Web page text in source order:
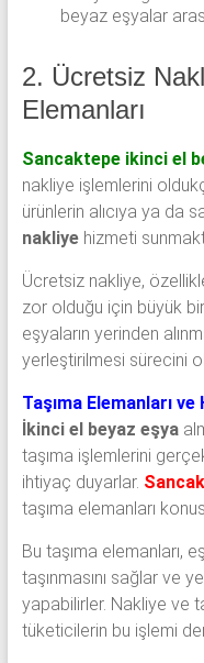
beyaz eşyalar
2. Ücretsiz
Elemanları
Sancaktepe ikinci el
nakliye işlemlerini
ürünlerin alıcıya ya da
nakliyehizmeti
Ücretsiz nakliye,
zor olduğu için büyük
eşyaların yerinden
yerleştirilmesi sürecini
Taşıma Elemanları
İkinci el beyaz eşya
taşıma işlemlerini
ihtiyaç duyarlar.
taşıma elemanları
Bu taşıma elemanları,
taşınmasını sağlar ve
yapabilirler. Nakliye ve
tüketicilerin bu işlemi